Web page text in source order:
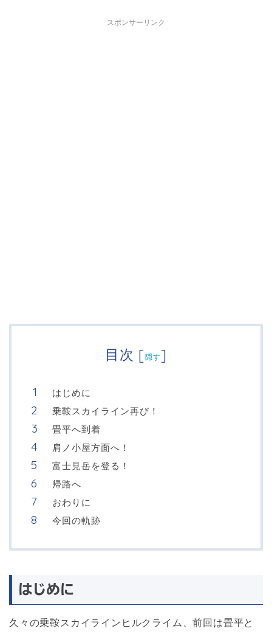
スポンサーリンク
目次 [隠す]
はじめに
乗鞍スカイライン再び！
畳平へ到着
肩ノ小屋方面へ！
富士見岳を登る！
帰路へ
おわりに
今回の軌跡
はじめに
久々の乗鞍スカイラインヒルクライム、前回は畳平と